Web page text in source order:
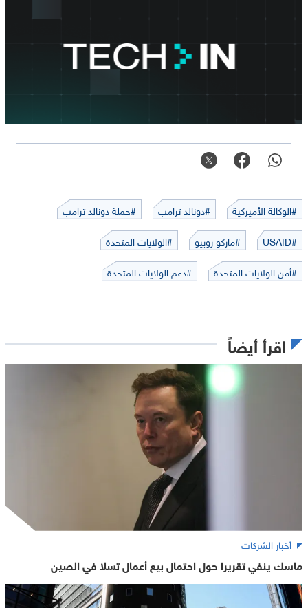
#الوكالة الأميركية #دونالد ترامب
#حملة دونالد ترامب
#USAID
#ماركو روبيو
#الولايات المتحدة
#أمن الولايات المتحدة
#دعم الولايات المتحدة
اقرأ أيضاً
أخبار الشركات
ماسك ينفي تقريرا حول احتمال بيع أعمال تسلا في الصين